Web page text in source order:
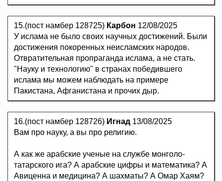
15.(пост намбер 128725) Карбон 12/08/2025
У ислама не было своих научных достижений. Были
достижения покоренных неисламских народов.
Отвратительная пропраганда ислама, а не стать.
"Науку и технологию" в странах победившего
ислама мы можем наблюдать на примере
Пакистана, Афганистана и прочих дыр.
16.(пост намбер 128726) Игнад 13/08/2025
Вам про науку, а вы про религию.
А как же арабские ученые на службе монголо-
татарского ига? А арабские цифры и математика? А
Авиценна и медицина? А шахматы? А Омар Хаям?